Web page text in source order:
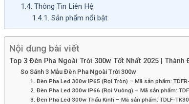
1.4. Thông Tin Liên Hệ
1.4.1. Sản phẩm nổi bật
Nội dung bài viết
Top 3 Đèn Pha Ngoài Trời 300w Tốt Nhất 2025 | Thành
So Sánh 3 Mẫu Đèn Pha Ngoài Trời 300w
1. Đèn Pha Led 300w IP65 (Rọi Tròn) – Mã sản phẩm:
2. Đèn Pha Led 300w IP66 (Rọi Vuông) – Mã sản phẩm:
3. Đèn Pha Led 300w Thấu Kính – Mã sản phẩm: TDLF-